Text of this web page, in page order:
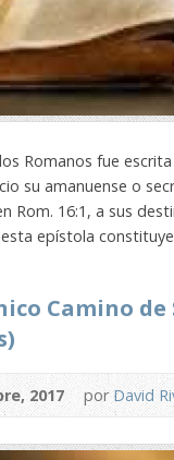
Romanos fue
su amanuense o
Rom. 16:1, a sus
epístola
Camino
2017 porDavid